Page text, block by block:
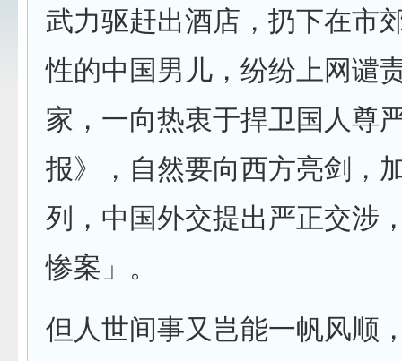
武力驱赶出酒店，扔下在市
性的中国男儿，纷纷上网谴
家，一向热衷于捍卫国人尊
报》，自然要向西方亮剑，
列，中国外交提出严正交涉
惨案」。
但人世间事又岂能一帆风顺